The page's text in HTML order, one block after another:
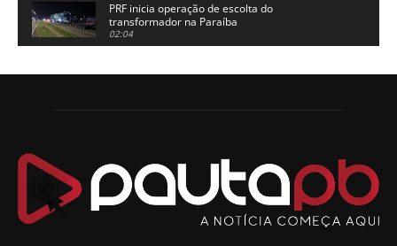
PRF inicia operação de escolta do
transformador na Paraíba
02:04
candidatura a governador da Paraíba
Chapa dos sonhos: Cícero agradece a Galdino,
Arthur Lira parabeniza Karla Pimentel por sua
reeleição em Conde
00:23
Aguinaldo Ribeiro destaca apoio do PP a Hugo